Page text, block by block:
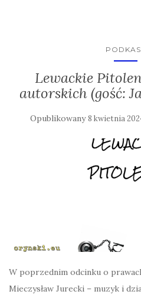
Lewackie
autorskich (gość:
Opublikowany8 kwietnia
W poprzednim odcinku o
Mieczysław Jurecki – muzyk i